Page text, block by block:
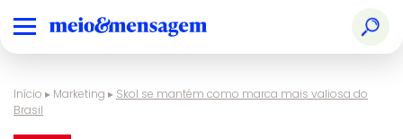
Início ▸ Marketing ▸ Skol se mantém como marca mais valiosa do
Brasil